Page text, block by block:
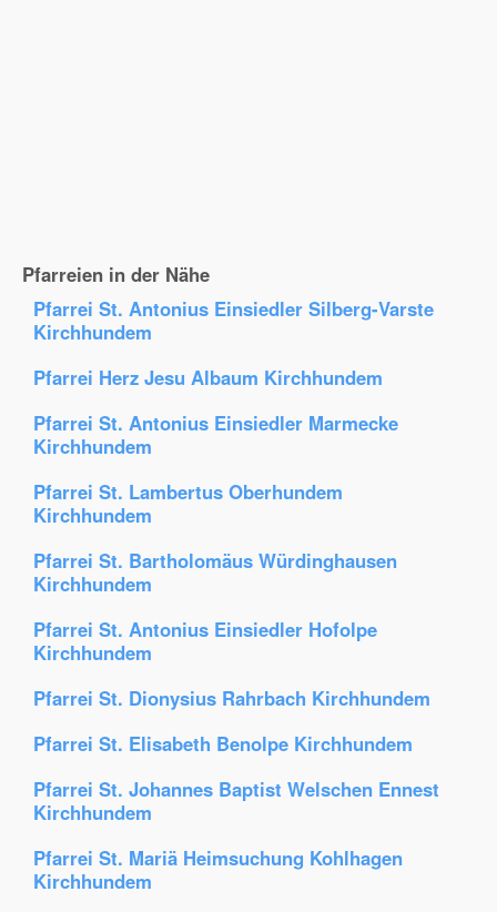
Pfarreien in der Nähe
Pfarrei St. Antonius Einsiedler Silberg-Varste
Kirchhundem
Pfarrei Herz Jesu Albaum Kirchhundem
Pfarrei St. Antonius Einsiedler Marmecke
Kirchhundem
Pfarrei St. Lambertus Oberhundem
Kirchhundem
Pfarrei St. Bartholomäus Würdinghausen
Kirchhundem
Pfarrei St. Antonius Einsiedler Hofolpe
Kirchhundem
Pfarrei St. Dionysius Rahrbach Kirchhundem
Pfarrei St. Elisabeth Benolpe Kirchhundem
Pfarrei St. Johannes Baptist Welschen Ennest
Kirchhundem
Pfarrei St. Mariä Heimsuchung Kohlhagen
Kirchhundem